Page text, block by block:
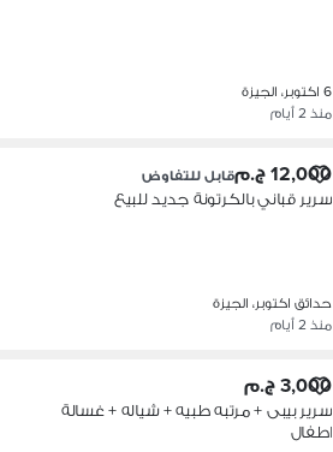
6 اكتوبر، الجيزة
منذ 2 أيام
12,000 ج.م قابل للتفاوض
سرير قباني بالكرتونة جديد للبيع
حدائق اكتوبر، الجيزة
منذ 2 أيام
3,000 ج.م
سرير بيبى + مرتبه طبيه + شياله + غسالة
اطفال